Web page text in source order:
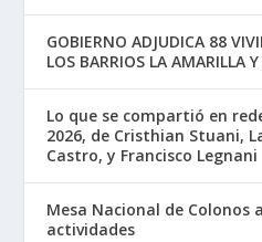
GOBIERNO ADJUDICA 88
LOS BARRIOS LA AMARILLA
Lo que se compartió en
2026, de Cristhian Stuani,
Castro, y Francisco Legnani
Mesa Nacional de Colonos
actividades